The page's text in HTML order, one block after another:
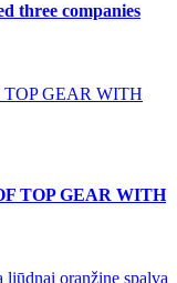
three companies
GEAR WITH
TOP GEAR WITH
liūdnai oranžine spalva